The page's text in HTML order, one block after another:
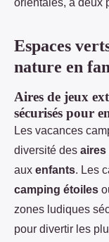
orientales, à deux
Espaces
nature en
Aires de jeux
sécurisés pour
Les vacances
diversité des aires
aux enfants. Les
camping étoiles
zones ludiques
pour divertir les